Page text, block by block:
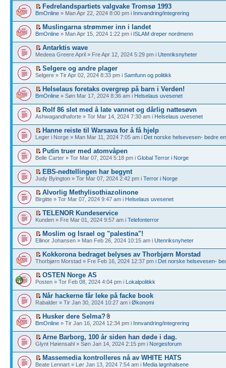
Fedrelandspartiets valgvake Tromsø 1993
BmOnline » Man Apr 22, 2024 8:00 pm i Innvandring/integrering
Muslingarna strømmer inn i landet
BmOnline » Man Apr 15, 2024 1:22 pm i ISLAM dreper nordmenn
Antarktis wave
Medeea Greere April » Fre Apr 12, 2024 5:29 pm i Utenriksnyheter
Selgere og andre plager
Selgere » Tir Apr 02, 2024 8:33 pm i Samfunn og politikk
Helselaus foretaks overgrep på barn i Verden!
BmOnline » Søn Mar 17, 2024 8:36 am i Helselaus uvesenet
Rolf 86 slet med å late vannet og dårlig nattesøvn
Ashwagandhaforte » Tor Mar 14, 2024 7:30 am i Helselaus uvesenet
Hanne reiste til Warsava for å få hjelp
Leger i Norge » Man Mar 11, 2024 7:05 am i Det norske helsevesen- bedre
Putin truer med atomvåpen
Belle Carter » Tor Mar 07, 2024 5:18 pm i Global Terror i Norge
EBS-nedtellingen har begynt
Judy Byington » Tor Mar 07, 2024 2:42 pm i Terror i Norge
Alvorlig Methylisothiazolinone
Birgitte » Tor Mar 07, 2024 9:47 am i Helselaus uvesenet
TELENOR Kundeservice
Kunden » Fre Mar 01, 2024 9:57 am i Telefonterror
Moslim og Israel og "palestina"!
Ellinor Johansen » Man Feb 26, 2024 10:15 am i Utenriksnyheter
Kokkorona bedraget belyses av Thorbjørn Morstad
Thorbjørn Morstad » Fre Feb 16, 2024 12:37 pm i Det norske helsevesen-
OSTEN Norge AS
Posten » Tor Feb 08, 2024 4:04 pm i Lokalpolitikk
Når hackerne får leke på facke book
Rabalder » Tir Jan 30, 2024 10:27 am i Økonomi
Husker dere Selma?
BmOnline » Tir Jan 16, 2024 12:34 pm i Innvandring/integrering
Arne Barborg, 100 år siden han døde i dag.
Glynt Høiensahl » Søn Jan 14, 2024 2:15 pm i Norgesforum
Massemedia kontrolleres nå av WHITE HATS
Beate Lennart » Lør Jan 13, 2024 7:54 am i Media løgnhalsene